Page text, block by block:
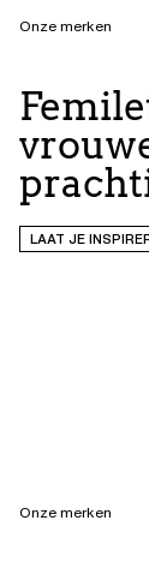
Onze merken
LAAT JE
Onze merken